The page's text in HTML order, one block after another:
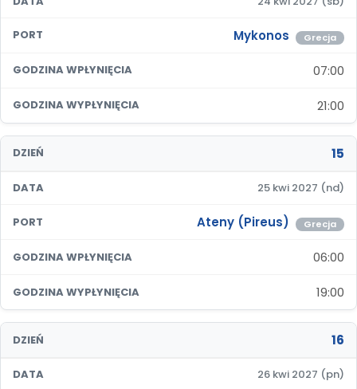
PORT Mykonos Grecja
GODZINA WPŁYNIĘCIA 07:00
GODZINA WYPŁYNIĘCIA 21:00
DZIEŃ 15
DATA 25 kwi 2027 (nd)
PORT Ateny (Pireus) Grecja
GODZINA WPŁYNIĘCIA 06:00
GODZINA WYPŁYNIĘCIA 19:00
DZIEŃ 16
DATA 26 kwi 2027 (pn)